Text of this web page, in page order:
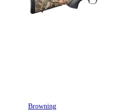
Browning